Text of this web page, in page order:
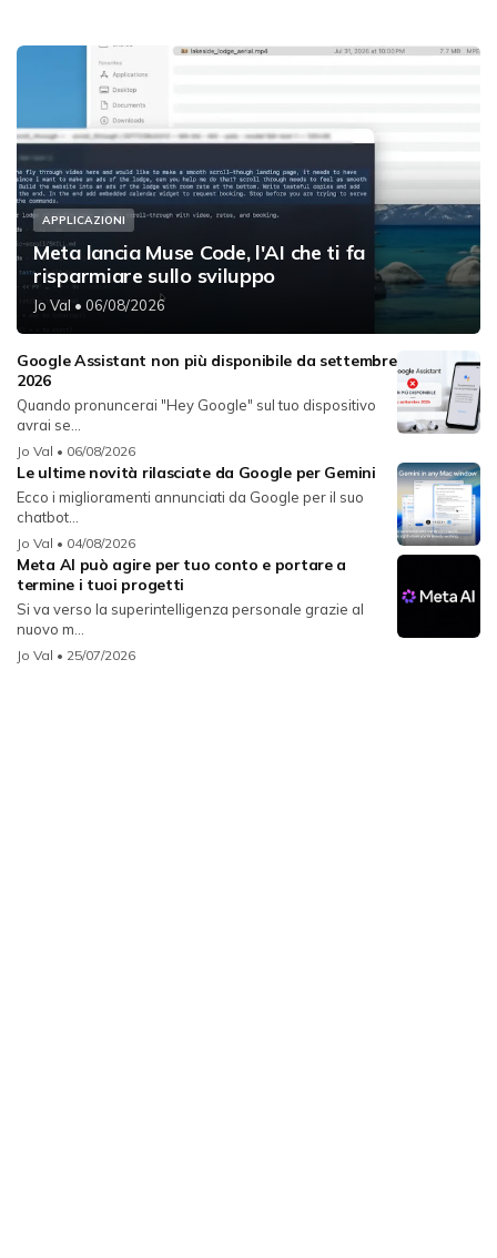
APPLICAZIONI
Meta lancia Muse Code, l'AI che ti fa
risparmiare sullo sviluppo
Jo Val • 06/08/2026
Google Assistant non più disponibile da settembre
2026
Quando pronuncerai "Hey Google" sul tuo dispositivo
avrai se...
Jo Val • 06/08/2026
Le ultime novità rilasciate da Google per Gemini
Ecco i miglioramenti annunciati da Google per il suo
chatbot...
Jo Val • 04/08/2026
Meta AI può agire per tuo conto e portare a
termine i tuoi progetti
Si va verso la superintelligenza personale grazie al
nuovo m...
Jo Val • 25/07/2026